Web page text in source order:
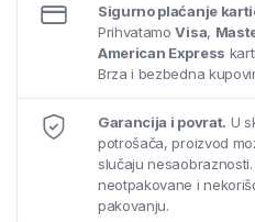
Sigurno plaćanje
PrihvatamoVisa,
American Express
Brza i bezbedna
Garancija i povrat. U
potrošača, proizvod
slučaju
neotpakovane i
pakovanju.